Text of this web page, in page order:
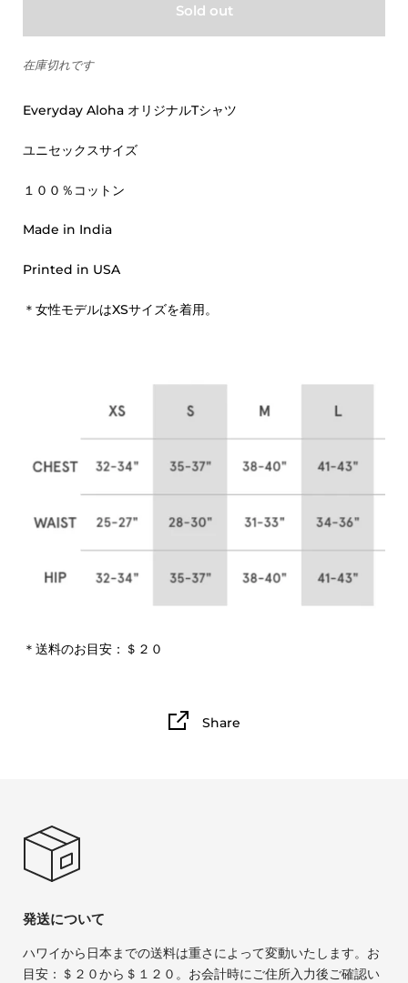
Sold out
在庫切れです
Everyday Aloha オリジナルTシャツ
ユニセックスサイズ
１００％コットン
Made in India
Printed in USA
＊女性モデルはXSサイズを着用。
＊送料のお目安：＄２０
Share
発送について
ハワイから日本までの送料は重さによって変動いたします。お
目安：＄２０から＄１２０。お会計時にご住所入力後ご確認い